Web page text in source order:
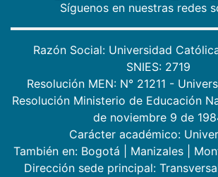
Síguenos en nuestras redes
Razón Social: Universidad
SNIES: 2719
Resolución MEN: N° 21211 -
Resolución Ministerio de Educación
de noviembre 9 de
Carácter académico:
También en: Bogotá Manizales
Dirección sede principal: